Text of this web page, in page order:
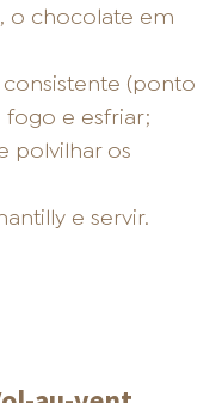
o chocolate em
(ponto
fogo e esfriar;
polvilhar os
e servir.